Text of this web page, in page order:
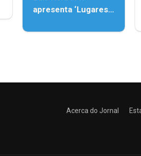
apresenta ‘Lugares
Acerca do Jornal